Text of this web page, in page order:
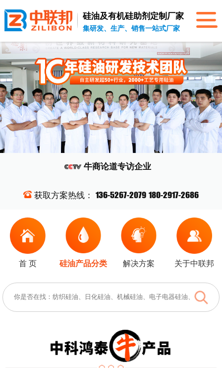
硅油及有机硅助剂 定制厂家
集研发、生产、销售一站式厂家
牛商论道专访企业
获取方案热线： 136-5267-2079 180-2917-2686
首 页 硅油产品分类 解决方案 关于中联邦